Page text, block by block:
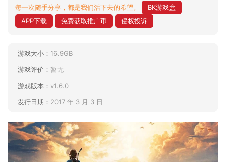
每一次随手分享，都是我们活下去的希望。
BK游戏盒
APP下载
免费获取推广币 侵权投诉
游戏大小： 16.9GB
游戏评价： 暂无
游戏版本： v1.6.0
发行日期： 2017 年 3 月 3 日